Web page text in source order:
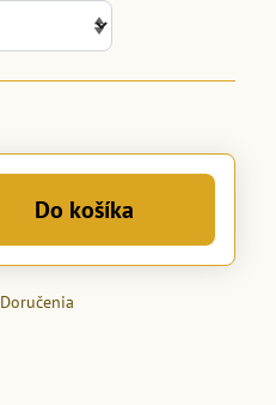
Do košíka
Doručenia